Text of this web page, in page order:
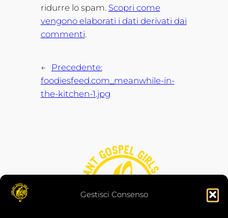
Gestisci Consenso
ridurre lo spam. Scopri come
vengono elaborati i dati derivati dai
commenti.
←
Precedente:
foodiesfeed.com_meanwhile-in-
the-kitchen-1.jpg